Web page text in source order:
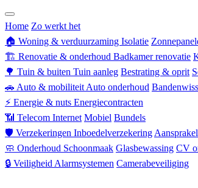
Home Zo werkt het
🏠 Woning & verduurzaming Isolatie
🏗 Renovatie & onderhoud Badkamer renovatie
🌳 Tuin & buiten Tuin aanleg Bestrating & oprit
🚗 Auto & mobiliteit Auto onderhoud
⚡ Energie & nuts Energiecontracten
📶 Telecom Internet Mobiel Bundels
🛡 Verzekeringen Inboedelverzekering
🧼 Onderhoud Schoonmaak Glasbewassing CV
🔒 Veiligheid Alarmsystemen Camerabeveiliging